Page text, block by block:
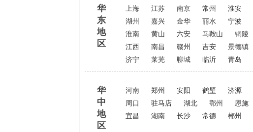
华
东
地
区
上海 江苏 南京 常州 淮安
湖州
嘉兴 金华 丽水 宁波
淮南
黄山 六安 马鞍山 铜陵
江西
南昌 赣州 吉安 景德镇
济宁
莱芜 聊城 临沂 青岛
华
中
地
区
河南 郑州 安阳 鹤壁 济源
周口
驻马店 湖北 鄂州 恩施
宜昌
湖南 长沙 常德 郴州